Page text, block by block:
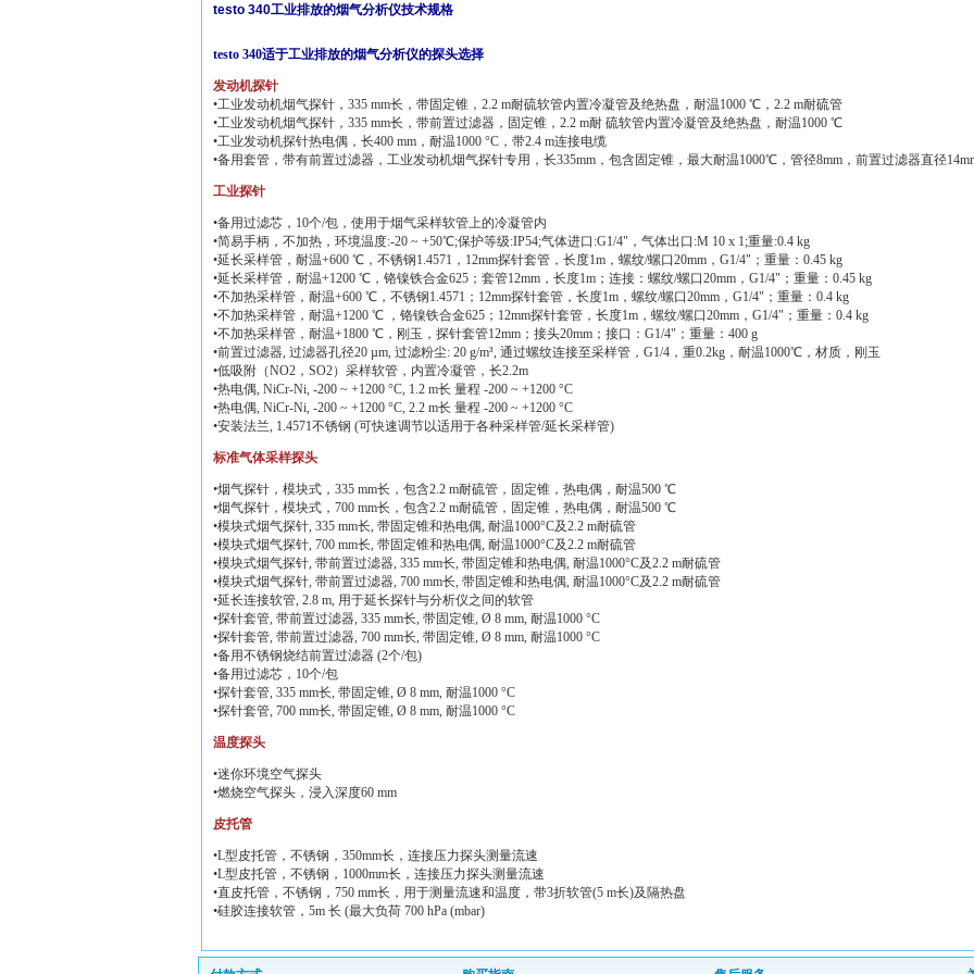
testo 340工业排放的烟气分析仪技术规格
testo 340适于工业排放的烟气分析仪的探头选择
发动机探针
•工业发动机烟气探针，335 mm长，带固定锥，2.2 m耐硫软管内置冷凝管及绝热盘，耐温1000 ℃，2.2 m耐硫管
•工业发动机烟气探针，335 mm长，带前置过滤器，固定锥，2.2 m耐 硫软管内置冷凝管及绝热盘，耐温1000 ℃
•工业发动机探针热电偶，长400 mm，耐温1000 °C，带2.4 m连接电缆
•备用套管，带有前置过滤器，工业发动机烟气探针专用，长335mm，包含固定锥，最大耐温1000℃，管径8mm，前置过滤器直径
工业探针
•备用过滤芯，10个/包，使用于烟气采样软管上的冷凝管内
•简易手柄，不加热，环境温度:-20 ~ +50℃;保护等级:IP54;气体进口:G1/4"，气体出口:M 10 x 1;重量:0.4 kg
•延长采样管，耐温+600 ℃，不锈钢1.4571，12mm探针套管，长度1m，螺纹/螺口20mm，G1/4"；重量：0.45 kg
•延长采样管，耐温+1200 ℃，铬镍铁合金625；套管12mm，长度1m；连接：螺纹/螺口20mm，G1/4"；重量：0.45 kg
•不加热采样管，耐温+600 ℃，不锈钢1.4571；12mm探针套管，长度1m，螺纹/螺口20mm，G1/4"；重量：0.4 kg
•不加热采样管，耐温+1200 ℃ ，铬镍铁合金625；12mm探针套管，长度1m，螺纹/螺口20mm，G1/4"；重量：0.4 kg
•不加热采样管，耐温+1800 ℃，刚玉，探针套管12mm；接头20mm；接口：G1/4"；重量：400 g
•前置过滤器, 过滤器孔径20 µm, 过滤粉尘: 20 g/m³, 通过螺纹连接至采样管，G1/4，重0.2kg，耐温1000℃，材质，刚玉
•低吸附（NO2，SO2）采样软管，内置冷凝管，长2.2m
•热电偶, NiCr-Ni, -200 ~ +1200 °C, 1.2 m长 量程 -200 ~ +1200 °C
•热电偶, NiCr-Ni, -200 ~ +1200 °C, 2.2 m长 量程 -200 ~ +1200 °C
•安装法兰, 1.4571不锈钢 (可快速调节以适用于各种采样管/延长采样管)
标准气体采样探头
•烟气探针，模块式，335 mm长，包含2.2 m耐硫管，固定锥，热电偶，耐温500 ℃
•烟气探针，模块式，700 mm长，包含2.2 m耐硫管，固定锥，热电偶，耐温500 ℃
•模块式烟气探针, 335 mm长, 带固定锥和热电偶, 耐温1000°C及2.2 m耐硫管
•模块式烟气探针, 700 mm长, 带固定锥和热电偶, 耐温1000°C及2.2 m耐硫管
•模块式烟气探针, 带前置过滤器, 335 mm长, 带固定锥和热电偶, 耐温1000°C及2.2 m耐硫管
•模块式烟气探针, 带前置过滤器, 700 mm长, 带固定锥和热电偶, 耐温1000°C及2.2 m耐硫管
•延长连接软管, 2.8 m, 用于延长探针与分析仪之间的软管
•探针套管, 带前置过滤器, 335 mm长, 带固定锥, Ø 8 mm, 耐温1000 °C
•探针套管, 带前置过滤器, 700 mm长, 带固定锥, Ø 8 mm, 耐温1000 °C
•备用不锈钢烧结前置过滤器 (2个/包)
•备用过滤芯，10个/包
•探针套管, 335 mm长, 带固定锥, Ø 8 mm, 耐温1000 °C
•探针套管, 700 mm长, 带固定锥, Ø 8 mm, 耐温1000 °C
温度探头
•迷你环境空气探头
•燃烧空气探头，浸入深度60 mm
皮托管
•L型皮托管，不锈钢，350mm长，连接压力探头测量流速
•L型皮托管，不锈钢，1000mm长，连接压力探头测量流速
•直皮托管，不锈钢，750 mm长，用于测量流速和温度，带3折软管(5 m长)及隔热盘
•硅胶连接软管，5m 长 (最大负荷 700 hPa (mbar)